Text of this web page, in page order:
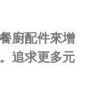
廚配件來增
追求更多元